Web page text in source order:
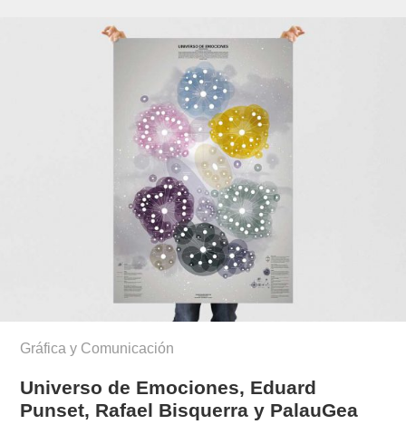
Gráfica y Comunicación
Universo de Emociones, Eduard
Punset, Rafael Bisquerra y PalauGea